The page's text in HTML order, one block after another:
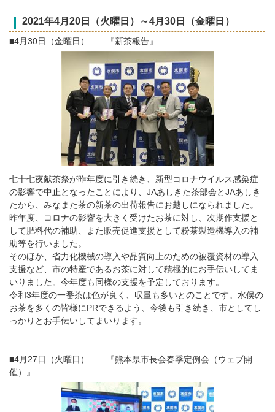
2021年4月20 日（火曜日）～4月30日（金曜日）
■4月30日（金曜日） 『新茶報告』
七十七夜献茶祭が昨年度に引き続き、新型コロナウイルス感染症
の影響で中止となったことにより、JAあしきた茶部会とJAあしき
たから、みなまた茶の新茶の出荷報告にお越しになられました。
昨年度、コロナの影響を大きく受けたお茶に対し、次期作支援と
して肥料代の補助、また販売促進支援として粉茶製造機導入の補
助等を行いました。
そのほか、省力化機械の導入や品質向上のための被覆資材の導入
支援など、市の特産であるお茶に対して積極的にお手伝いしてま
いりました。今年度も同様の支援を予定しております。
令和3年度の一番茶は色が良く、収量も多いとのことです。水俣の
お茶を多くの皆様にPRできるよう、今後も引き続き、市としてし
っかりとお手伝いしてまいります。
■4月27日（火曜日） 『熊本県市長会春季定例会（ウェブ開
催）』